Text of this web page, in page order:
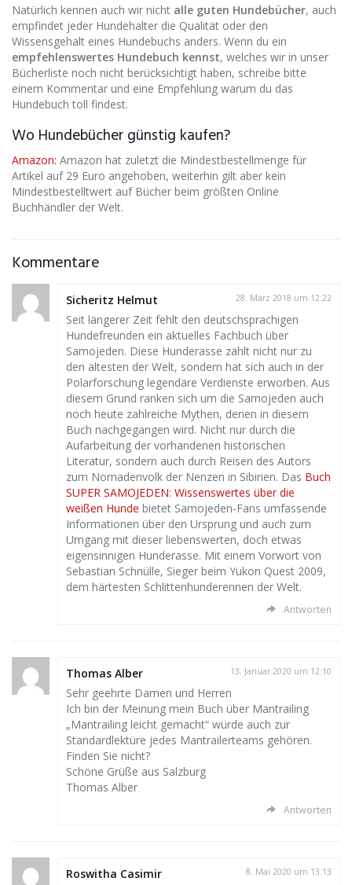
Natürlich kennen auch wir nicht alle guten Hundebücher, auch
empfindet jeder Hundehalter die Qualität oder den
Wissensgehalt eines Hundebuchs anders. Wenn du ein
empfehlenswertes Hundebuch kennst, welches wir in unser
Bücherliste noch nicht berücksichtigt haben, schreibe bitte
einem Kommentar und eine Empfehlung warum du das
Hundebuch toll findest.
Wo Hundebücher günstig kaufen?
Amazon: Amazon hat zuletzt die Mindestbestellmenge für
Artikel auf 29 Euro angehoben, weiterhin gilt aber kein
Mindestbestelltwert auf Bücher beim größten Online
Buchhändler der Welt.
Kommentare
Sicheritz Helmut 28. März 2018 um 12:22
Seit längerer Zeit fehlt den deutschsprachigen
Hundefreunden ein aktuelles Fachbuch über
Samojeden. Diese Hunderasse zählt nicht nur zu
den ältesten der Welt, sondern hat sich auch in der
Polarforschung legendäre Verdienste erworben. Aus
diesem Grund ranken sich um die Samojeden auch
noch heute zahlreiche Mythen, denen in diesem
Buch nachgegangen wird. Nicht nur durch die
Aufarbeitung der vorhandenen historischen
Literatur, sondern auch durch Reisen des Autors
zum Nomadenvolk der Nenzen in Sibirien. Das Buch
SUPER SAMOJEDEN: Wissenswertes über die
weißen Hunde bietet Samojeden-Fans umfassende
Informationen über den Ursprung und auch zum
Umgang mit dieser liebenswerten, doch etwas
eigensinnigen Hunderasse. Mit einem Vorwort von
Sebastian Schnülle, Sieger beim Yukon Quest 2009,
dem härtesten Schlittenhunderennen der Welt.
Antworten
Thomas Alber 13. Januar 2020 um 12:10
Sehr geehrte Damen und Herren
Ich bin der Meinung mein Buch über Mantrailing
„Mantrailing leicht gemacht“ würde auch zur
Standardlektüre jedes Mantrailerteams gehören.
Finden Sie nicht?
Schöne Grüße aus Salzburg
Thomas Alber
Antworten
Roswitha Casimir 8. Mai 2020 um 13:13